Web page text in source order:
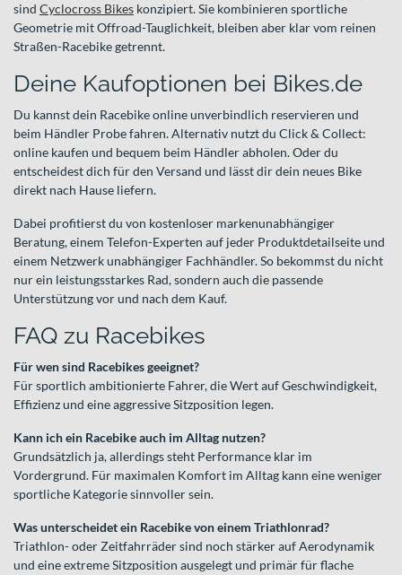
sind Cyclocross Bikes konzipiert. Sie kombinieren sportliche
Geometrie mit Offroad-Tauglichkeit, bleiben aber klar vom reinen
Straßen-Racebike getrennt.
Deine Kaufoptionen bei Bikes.de
Du kannst dein Racebike online unverbindlich reservieren und
beim Händler Probe fahren. Alternativ nutzt du Click & Collect:
online kaufen und bequem beim Händler abholen. Oder du
entscheidest dich für den Versand und lässt dir dein neues Bike
direkt nach Hause liefern.
Dabei profitierst du von kostenloser markenunabhängiger
Beratung, einem Telefon-Experten auf jeder Produktdetailseite und
einem Netzwerk unabhängiger Fachhändler. So bekommst du nicht
nur ein leistungsstarkes Rad, sondern auch die passende
Unterstützung vor und nach dem Kauf.
FAQ zu Racebikes
Für wen sind Racebikes geeignet?
Für sportlich ambitionierte Fahrer, die Wert auf Geschwindigkeit,
Effizienz und eine aggressive Sitzposition legen.
Kann ich ein Racebike auch im Alltag nutzen?
Grundsätzlich ja, allerdings steht Performance klar im
Vordergrund. Für maximalen Komfort im Alltag kann eine weniger
sportliche Kategorie sinnvoller sein.
Was unterscheidet ein Racebike von einem Triathlonrad?
Triathlon- oder Zeitfahrräder sind noch stärker auf Aerodynamik
und eine extreme Sitzposition ausgelegt und primär für flache